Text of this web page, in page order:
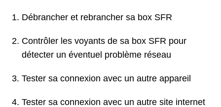
Débrancher et rebrancher sa box SFR
Contrôler les voyants de sa box SFR pour
détecter un éventuel problème réseau
Tester sa connexion avec un autre appareil
Tester sa connexion avec un autre site internet